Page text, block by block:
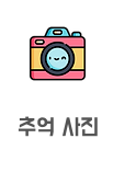
추억 사진